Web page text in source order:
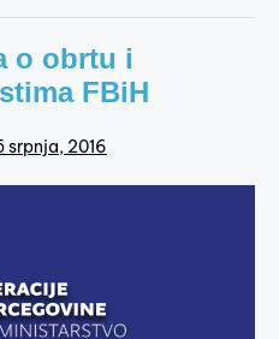
o obrtu i
FBiH
srpnja, 2016